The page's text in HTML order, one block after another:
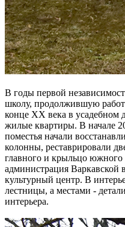
В годы первой
школу, продолжившую
конце XX века в усадебном
жилые квартиры. В начале
поместья начали
колонны, реставрировали
главного и крыльцо южного
администрация Варкавской
культурный центр. В
лестницы, а местами -
интерьера.